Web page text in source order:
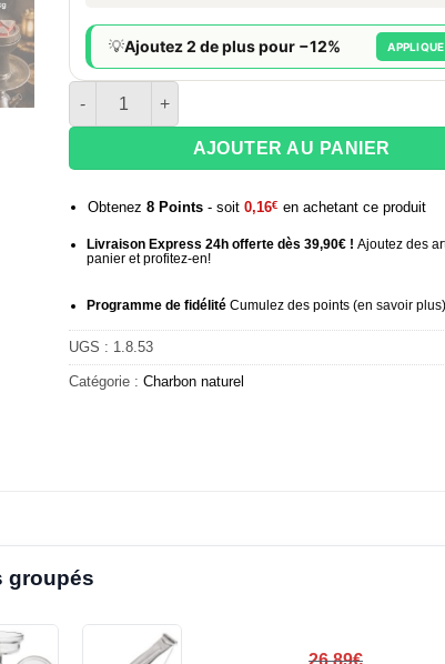
💡Ajoutez 2 de plus pour −12%
quantité de Charbon naturel Fresh Coco Suprême
AJOUTER AU PANIER
Obtenez 8Points- soit 0,16€ en achetant ce produit
Livraison Express 24h offerte dès 39,90€ ! Ajoutez des
panier et profitez-en!
Programme de fidélitéCumulez des points (en savoir plus)
UGS : 1.8.53
Catégorie : Charbon naturel
groupés
26,89€